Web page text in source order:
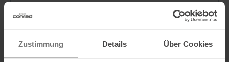
Zustimmung Details Über Cookies